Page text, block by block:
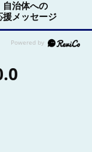
自治体への
援メッセージ